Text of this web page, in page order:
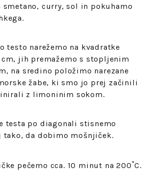
smetano, curry, sol in pokuhamo
testo narežemo na kvadratke
jih premažemo s stopljenim
na sredino položimo narezane
žabe, ki smo jo prej začinili
z limoninim sokom.
testa po diagonali stisnemo
tako, da dobimo mošnjiček.
pečemo cca. 10 minut na 200˚C.